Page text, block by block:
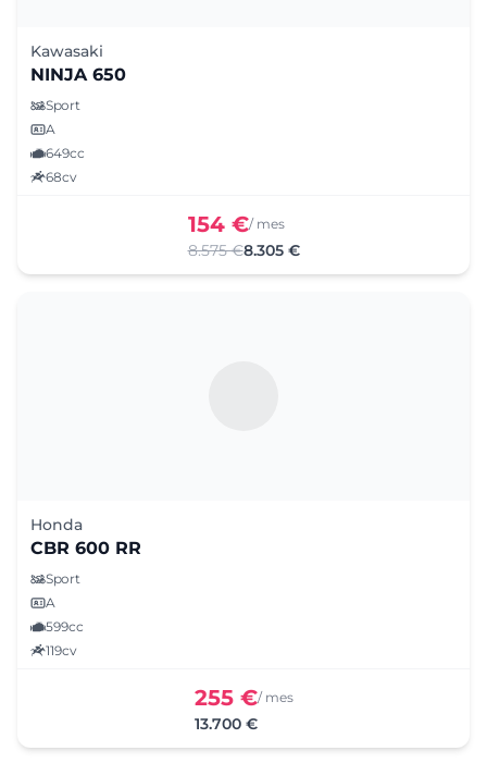
Kawasaki
NINJA 650
Sport
A
649cc
68cv
154 €/ mes
8.575 €8.305 €
Honda
CBR 600 RR
Sport
A
599cc
119cv
255 €/ mes
13.700 €